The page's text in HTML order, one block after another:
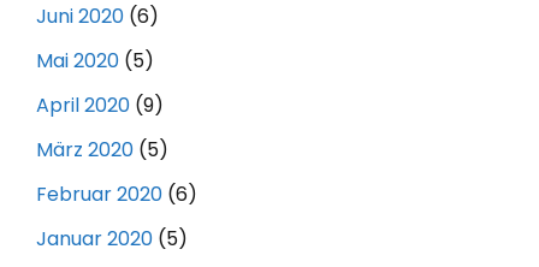
Juni 2020 (6)
Mai 2020 (5)
April 2020 (9)
März 2020 (5)
Februar 2020 (6)
Januar 2020 (5)